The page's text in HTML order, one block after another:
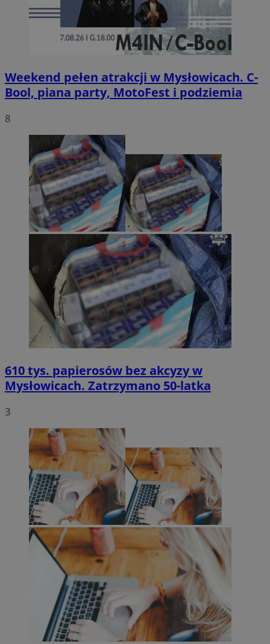
Weekend pełen atrakcji w Mysłowicach. C-
Bool, piana party, MotoFest i podziemia
8
610 tys. papierosów bez akcyzy w
Mysłowicach. Zatrzymano 50-latka
3